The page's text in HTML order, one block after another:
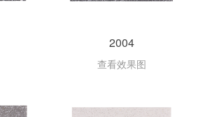
2004
查看效果图